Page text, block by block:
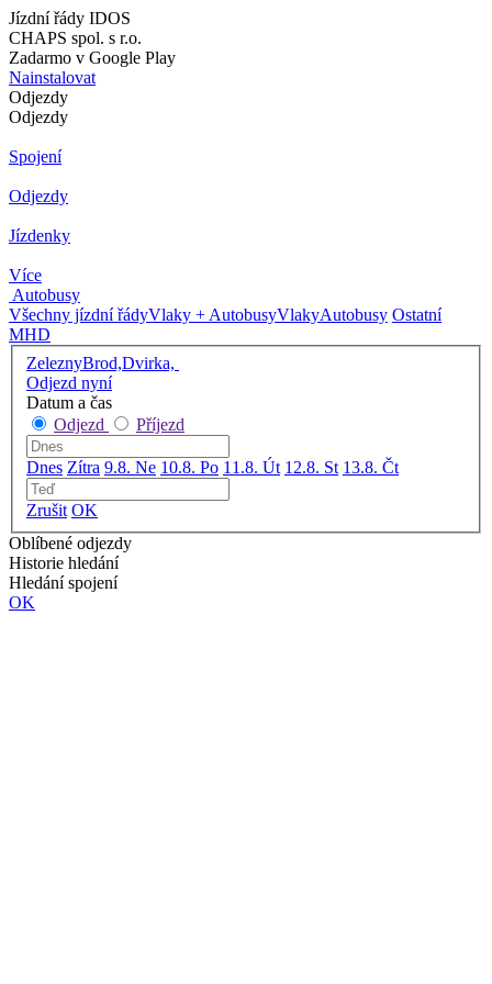
Jízdní řády IDOS
CHAPS spol. s r.o.
Zadarmo v Google Play
Nainstalovat
Odjezdy
Odjezdy
Spojení
Odjezdy
Jízdenky
Více
Autobusy
Všechny jízdní řádyVlaky + AutobusyVlakyAutobusy Ostatní
MHD
ZeleznyBrod,Dvirka,
Odjezd nyní
Datum a čas
Odjezd
Příjezd
Dnes Zítra 9.8. Ne 10.8. Po 11.8. Út 12.8. St 13.8. Čt
Zrušit OK
Oblíbené odjezdy
Historie hledání
Hledání spojení
OK